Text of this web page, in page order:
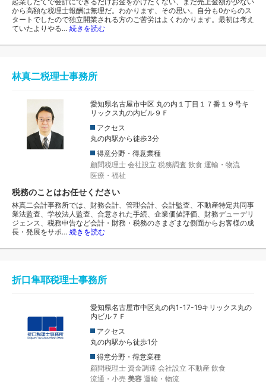
から高額な税理士報酬は無理だ。わかります、その思い。自分も0からのス
タートでしたので独立開業される方のご苦労はよくわかります。最初は考え
ていたよりやる… 続きを読む
林真二税理士事務所
愛知県名古屋市中区 丸の内１丁目１７番１９号キ
リックス丸の内ビル９Ｆ
アクセス
丸の内駅から徒歩3分
得意分野・得意業種
顧問税理士 会社設立 税務調査 飲食 運輸・物流
医療・福祉
税務のことはお任せください
林真二会計事務所では、財務会計、管理会計、会計監査、不動産特定共同事
業法監査、学校法人監査、合意された手続、企業価値評価、財務デューデリ
ジェンス、税務申告など会計・財務・税務のさまざまな側面からお客様の成
長・発展をサポ… 続きを読む
折口隼耶税理士事務所
愛知県名古屋市中区丸の内1-17-19キリックス丸の
内ビル７Ｆ
アクセス
丸の内駅から徒歩1分
得意分野・得意業種
顧問税理士 資金調達 会社設立 不動産 飲食
流通・小売 美容 運輸・物流